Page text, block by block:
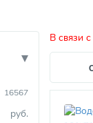
В связи
руб.